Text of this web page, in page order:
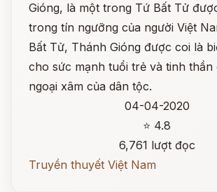
Gióng, là một trong Tứ Bất Tử
trong tín ngưỡng của người Việt
Bất Tử, Thánh Gióng được coi là
cho sức mạnh tuổi trẻ và tinh thần
ngoại xâm của dân tộc.
04-04-2020
⭐ 4.8
6,761 lượt đọc
Truyền thuyết Việt Nam